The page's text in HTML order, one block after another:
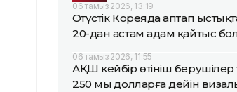
06 тамыз 2026, 13:19
Оңтүстік Кореяда аптап
20-дан астам адам қайтыс
06 тамыз 2026, 11:55
АҚШ кейбір өтініш берушілер
250 мың долларға дейін